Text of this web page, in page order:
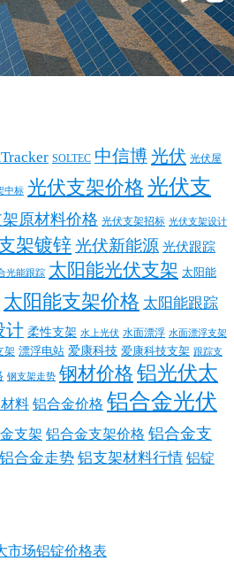
SOLTEC 中信博光伏 光伏屋
中标 光伏支架价格 光伏支
原材料价格 光伏支架招标 光伏支架设计
架镀锌光伏新能源 光伏跟踪
光能跟踪 太阳能光伏支架 太阳能
太阳能支架价格 太阳能跟踪
计 柔性支架 水上光伏 水面漂浮 水面漂浮支架
架 漂浮电站 爱康科技 爱康科技支架 跟踪支
钢支架走势 钢材价格 铝光伏太
料 铝合金价格 铝合金光伏
支架 铝合金支架价格 铝合金支
铝合金走势 铝支架材料行情 铝锭